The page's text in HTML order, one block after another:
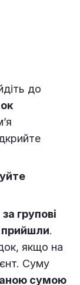
до
групові
прийшли.
якщо на
Суму
сумою